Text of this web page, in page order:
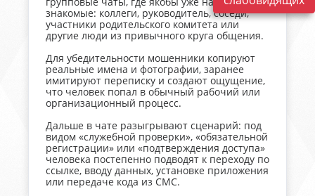
знакомые: коллеги, руководитель, соседи,
участники родительского комитета или
другие люди из привычного круга общения.
Для убедительности мошенники копируют
реальные имена и фотографии, заранее
имитируют переписку и создают ощущение,
что человек попал в обычный рабочий или
организационный процесс.
Дальше в чате разыгрывают сценарий: под
видом «служебной проверки», «обязательной
регистрации» или «подтверждения доступа»
человека постепенно подводят к переходу по
ссылке, вводу данных, установке приложения
или передаче кода из СМС.